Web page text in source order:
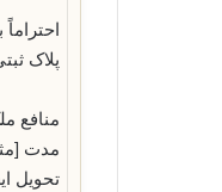
پلاک
منافع
مدت
تحویل